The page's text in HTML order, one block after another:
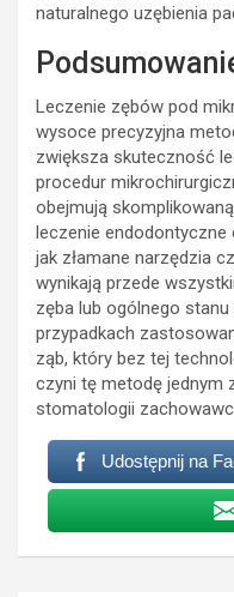
naturalnego uzębienia
Leczenie zębów pod
wysoce precyzyjna
zwiększa skuteczność
procedur
obejmują
leczenie endodontyczne
jak złamane narzędzia
wynikają przede
zęba lub ogólnego
przypadkach
ząb, który bez tej
czyni tę metodę jednym
stomatologii
Udostępnij na